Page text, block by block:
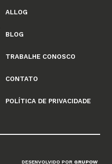
ALLOG
BLOG
TRABALHE CONOSCO
CONTATO
POLÍTICA DE PRIVACIDADE
DESENVOLVIDO POR GRUPOW